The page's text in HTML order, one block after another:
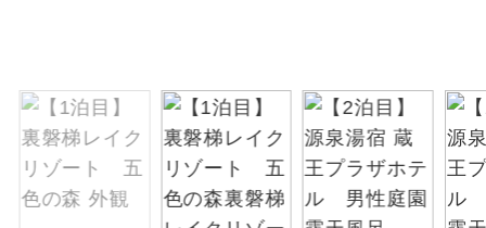
大浴場 ご宿泊ホテルに大浴場が付いています。
全食事付き
全てのお食事が付いていますので、お食
ご予約方法について
ウェブ限定コースとなりますので、コールセ
ンター及びカウンターでのお申し込みはでき
ません。